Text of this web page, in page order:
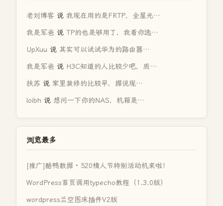
老刘博客 说 我现在用的是FRTP，全屋光…
我是军爸 说 TP的也是够用了，我看你选…
UpXuu 说 其实可以试试华为的路由器…
我是军爸 说 H3C知道的人比较少吧，质…
扶苏 说 家里装修的比较早，据说现…
loibh 说 想问一下你的NAS，机箱是…
浏览最多
[推广]酷鸭数据 · 520情人节特别活动机来啦！
WordPress首页调用typecho教程（1.3.0版）
wordpress兰空图床插件V2版